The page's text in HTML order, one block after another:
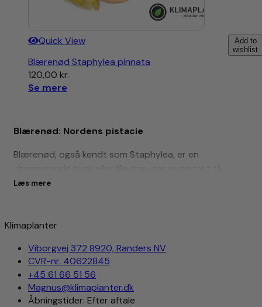
Add to
wishlist
Quick View
Blærenød Staphylea pinnata
120,00 kr.
Se mere
Blærenød: Nordens pistacie
Blærenød, også kendt som Staphylea, er en
nordiske haver. Kendt som “nordens pistacie” på grund
nybegyndere.
Egenskaber og Brug
Blærenød er kendetegnet ved sine smukke,
klokkeformede blomster, der blomstrer om foråret, og
sine interessante, oppustede frøkapsler, der modnes
Læs mere
Klimaplanter
Viborgvej 372 8920, Randers NV
CVR-nr. 40622845
+45 61 66 51 56
Magnus@klimaplanter.dk
Åbningstider: Efter aftale